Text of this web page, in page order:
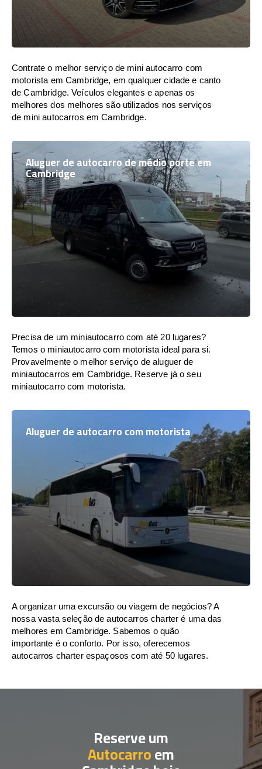
Contrate o melhor serviço de mini autocarro com
motorista em Cambridge, em qualquer cidade e canto
de Cambridge. Veículos elegantes e apenas os
melhores dos melhores são utilizados nos serviços
de mini autocarros em Cambridge.
Aluguer de autocarro de médio porte em
Cambridge
Precisa de um miniautocarro com até 20 lugares?
Temos o miniautocarro com motorista ideal para si.
Provavelmente o melhor serviço de aluguer de
miniautocarros em Cambridge. Reserve já o seu
miniautocarro com motorista.
Aluguer de autocarro com motorista
A organizar uma excursão ou viagem de negócios? A
nossa vasta seleção de autocarros charter é uma das
melhores em Cambridge. Sabemos o quão
importante é o conforto. Por isso, oferecemos
autocarros charter espaçosos com até 50 lugares.
Reserve um
Autocarroem